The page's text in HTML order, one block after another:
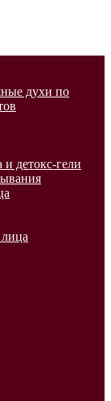
духи по
детокс-гели